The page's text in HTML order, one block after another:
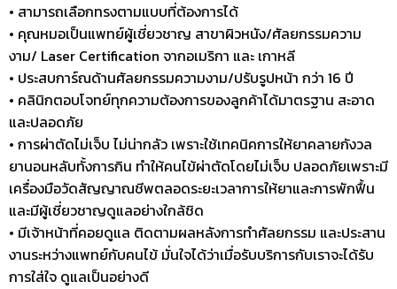
• สามารถเลือกทรงตามแบบที่ต้องการได้
• คุณหมอเป็นแพทย์ผู้เชี่ยวชาญ สาขาผิวหนัง/ศัลยกรรมความ
งาม/ Laser Certification จากอเมริกา และ เกาหลี
• ประสบการ์ณด้านศัลยกรรมความงาม/ปรับรูปหน้า กว่า 16 ปี
• คลินิกตอบโจทย์ทุกความต้องการของลูกค้าได้มาตรฐาน สะอาด
และปลอดภัย
• การผ่าตัดไม่เจ็บ ไม่น่ากลัว เพราะใช้เทคนิคการให้ยาคลายกังวล
ยานอนหลับทั้งการกิน ทำให้คนไข้ผ่าตัดโดยไม่เจ็บ ปลอดภัยเพราะมี
เครื่องมือวัดสัญญาณชีพตลอดระยะเวลาการให้ยาและการพักฟื้น
และมีผู้เชี่ยวชาญดูแลอย่างใกล้ชิด
• มีเจ้าหน้าที่คอยดูแล ติดตามผลหลังการทำศัลยกรรม และประสาน
งานระหว่างแพทย์กับคนไข้ มั่นใจได้ว่าเมื่อรับบริการกับเราจะได้รับ
การใส่ใจ ดูแลเป็นอย่างดี